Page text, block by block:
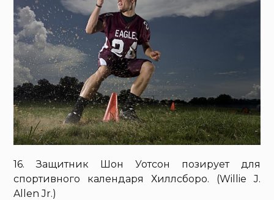
16. Защитник Шон Уотсон позирует для
спортивного календаря Хиллсборо. (Willie J.
Allen Jr.)